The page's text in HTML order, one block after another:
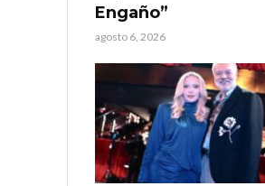
Engaño”
agosto 6, 2026